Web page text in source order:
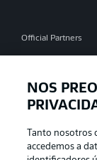
Official Partners
NOS
Tanto
accedemos a